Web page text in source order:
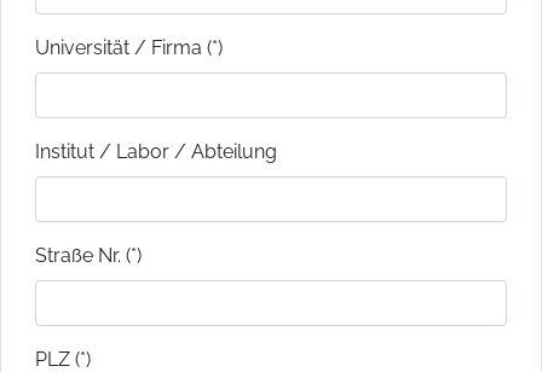
Universität / Firma (*)
Institut / Labor / Abteilung
Straße Nr. (*)
PLZ (*)